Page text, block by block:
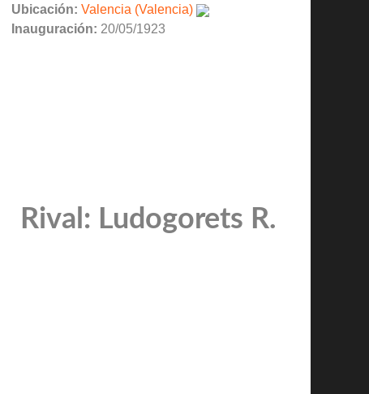
Ubicación: Valencia (Valencia)
Inauguración: 20/05/1923
Rival: Ludogorets R.